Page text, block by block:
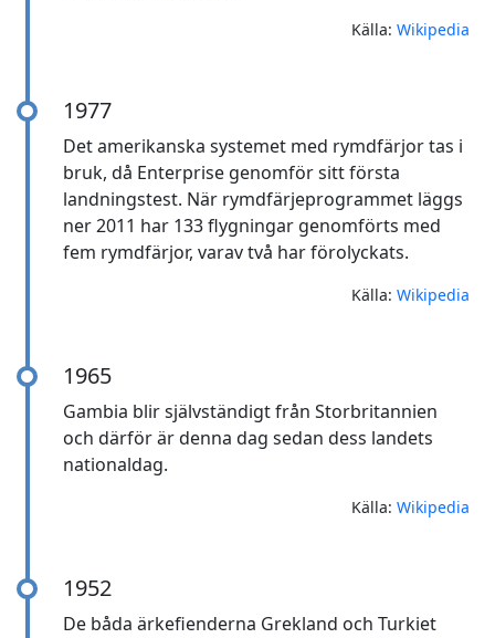
Källa:Wikipedia
1977
Det amerikanska systemet med rymdfärjor tas i
bruk, då Enterprise genomför sitt första
landningstest. När rymdfärjeprogrammet läggs
ner 2011 har 133 flygningar genomförts med
fem rymdfärjor, varav två har förolyckats.
Källa:Wikipedia
1965
Gambia blir självständigt från Storbritannien
och därför är denna dag sedan dess landets
nationaldag.
Källa:Wikipedia
1952
De båda ärkefienderna Grekland och Turkiet